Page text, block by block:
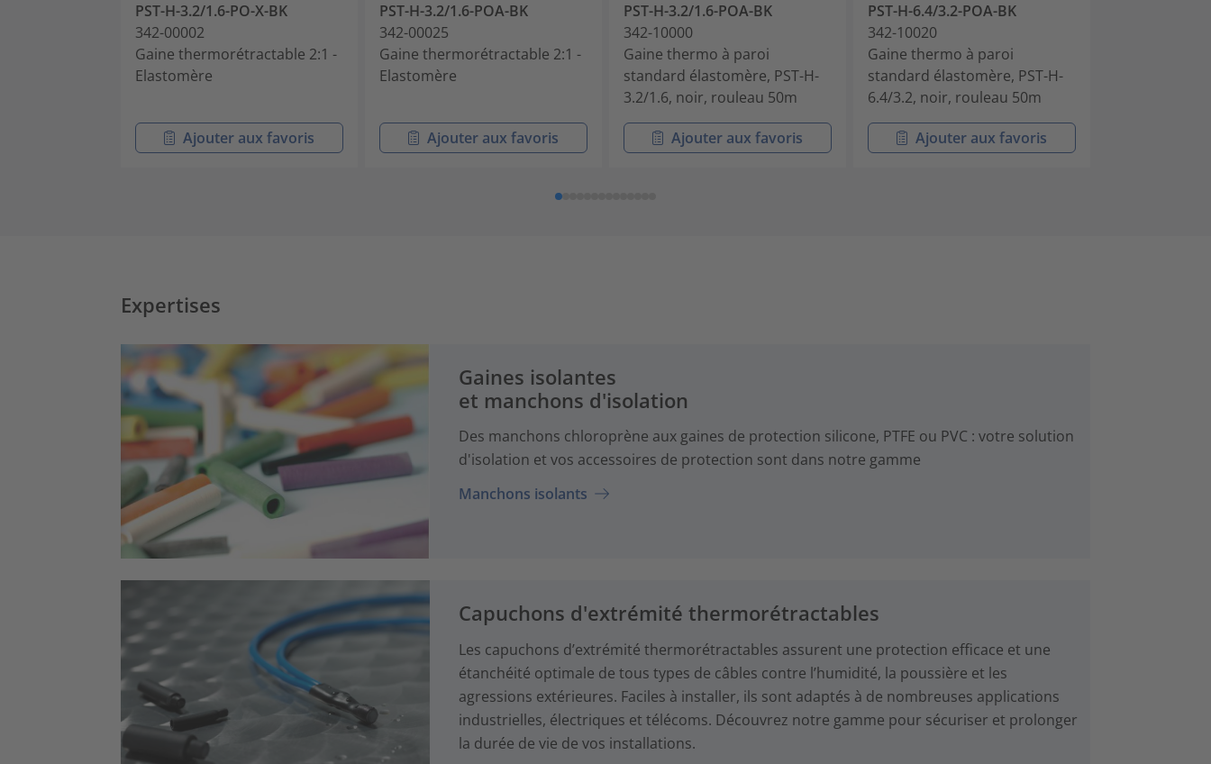
PST-H-3.2/1.6-PO-X-BK
342-00002
Gaine thermorétractable 2:1 -
Elastomère
Ajouter aux favoris
PST-H-3.2/1.6-POA-BK
342-00025
Gaine thermorétractable 2:1 -
Elastomère
Ajouter aux favoris
PST-H-3.2/1.6-POA-BK
342-10000
Gaine thermo à paroi
standard élastomère, PST-H-
3.2/1.6, noir, rouleau 50m
Ajouter aux favoris
PST-H-6.4/3.2-POA-BK
342-10020
Gaine thermo à paroi
standard élastomère, PST-H-
6.4/3.2, noir, rouleau 50m
Ajouter aux favoris
Expertises
Gaines isolantes
et manchons d'isolation
Des manchons chloroprène aux gaines de protection silicone, PTFE ou PVC : votre solution
d'isolation et vos accessoires de protection sont dans notre gamme
Manchons isolants
Capuchons d'extrémité thermorétractables
Les capuchons d’extrémité thermorétractables assurent une protection efficace et une
étanchéité optimale de tous types de câbles contre l’humidité, la poussière et les
agressions extérieures. Faciles à installer, ils sont adaptés à de nombreuses applications
industrielles, électriques et télécoms. Découvrez notre gamme pour sécuriser et prolonger
la durée de vie de vos installations.